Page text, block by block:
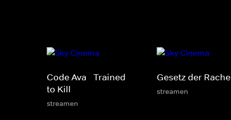
Code Ava - Trained
to Kill
streamen
Gesetz der Rache
streamen